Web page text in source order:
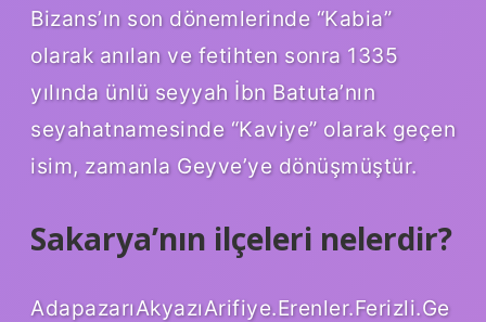
Bizans’ın son dönemlerinde “Kabia”
olarak anılan ve fetihten sonra 1335
yılında ünlü seyyah İbn Batuta’nın
seyahatnamesinde “Kaviye” olarak geçen
isim, zamanla Geyve’ye dönüşmüştür.
Sakarya’nın ilçeleri nelerdir?
AdapazarıAkyazıArifiye.Erenler.Ferizli.Ge